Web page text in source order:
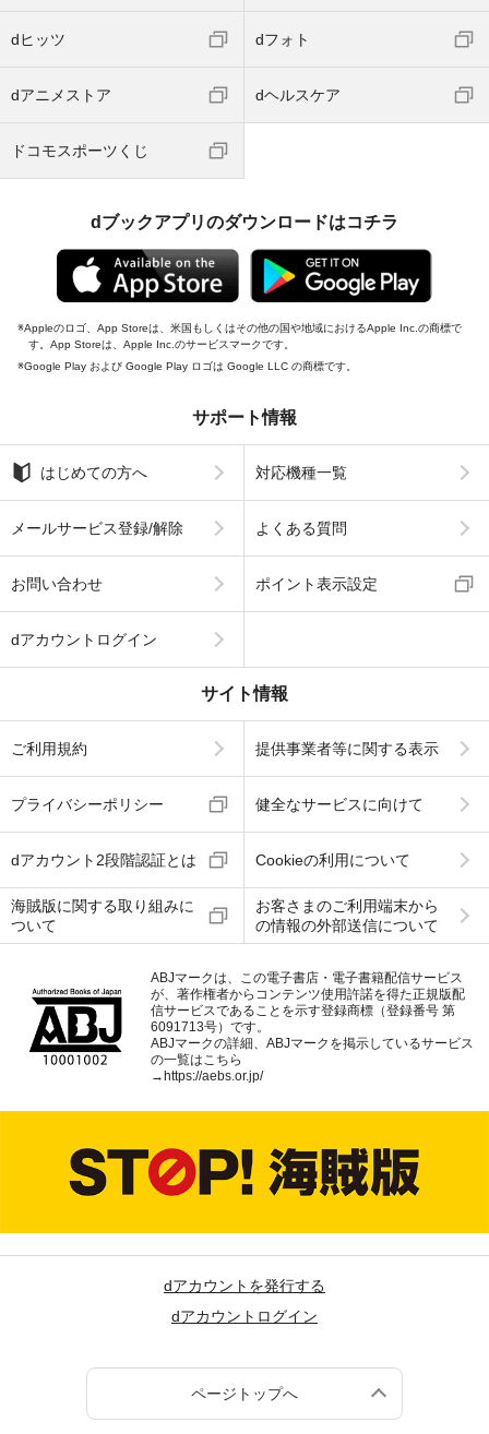
dヒッツ dフォト
dアニメストア dヘルスケア
ドコモスポーツくじ
dブックアプリのダウンロードはコチラ
Appleのロゴ、App Storeは、米国もしくはその他の国や地域におけるApple Inc.の商標で
す。App Storeは、Apple Inc.のサービスマークです。
Google Play および Google Play ロゴは Google LLC の商標です。
サポート情報
はじめての方へ 対応機種一覧
メールサービス登録/解除 よくある質問
お問い合わせ ポイント表示設定
dアカウントログイン
サイト情報
ご利用規約 提供事業者等に関する表示
プライバシーポリシー 健全なサービスに向けて
dアカウント2段階認証とは Cookieの利用について
海賊版に関する取り組みに
ついて
お客さまのご利用端末から
の情報の外部送信について
ABJマークは、この電子書店・電子書籍配信サービス
が、著作権者からコンテンツ使用許諾を得た正規版配
信サービスであることを示す登録商標（登録番号 第
6091713号）です。
ABJマークの詳細、ABJマークを掲示しているサービス
の一覧はこちら
→https://aebs.or.jp/
dアカウントを発行する
dアカウントログイン
ページトップへ